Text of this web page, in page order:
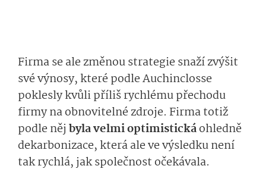
Firma se ale změnou strategie snaží zvýšit
své výnosy, které podle Auchinclosse
poklesly kvůli příliš rychlému přechodu
firmy na obnovitelné zdroje. Firma totiž
podle něj byla velmi optimistickáohledně
dekarbonizace, která ale ve výsledku není
tak rychlá, jak společnost očekávala.